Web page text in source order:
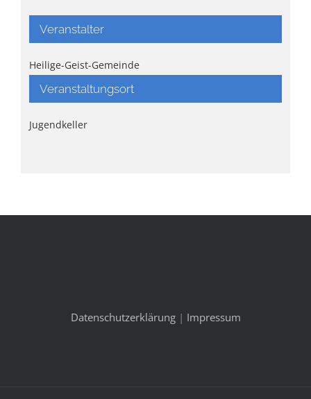
Veranstaltungsort
Jugendkeller
Veranstalter
Heilige-Geist-Gemeinde
Datenschutzerklärung| Impressum